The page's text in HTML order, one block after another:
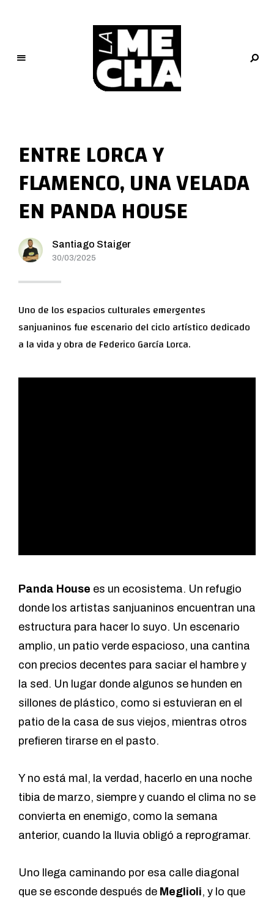
M
e
c
h
a
PERIODISMO DIGITAL
ENTRE LORCA Y
FLAMENCO, UNA VELADA
EN PANDA HOUSE
Santiago Staiger
30/03/2025
Uno de los espacios culturales emergentes
sanjuaninos fue escenario del ciclo artístico dedicado
a la vida y obra de Federico García Lorca.
Panda House es un ecosistema. Un refugio
donde los artistas sanjuaninos encuentran una
estructura para hacer lo suyo. Un escenario
amplio, un patio verde espacioso, una cantina
con precios decentes para saciar el hambre y
la sed. Un lugar donde algunos se hunden en
sillones de plástico, como si estuvieran en el
patio de la casa de sus viejos, mientras otros
prefieren tirarse en el pasto.
Y no está mal, la verdad, hacerlo en una noche
tibia de marzo, siempre y cuando el clima no se
convierta en enemigo, como la semana
anterior, cuando la lluvia obligó a reprogramar.
Uno llega caminando por esa calle diagonal
que se esconde después de Meglioli, y lo que